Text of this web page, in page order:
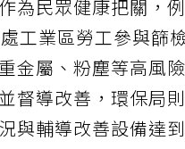
為民眾健康把關，
工業區勞工參與篩
金屬、粉塵等高風
督導改善，環保局
與輔導改善設備達